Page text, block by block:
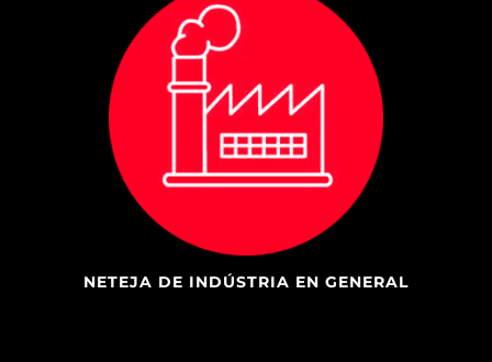
NETEJA DE INDÚSTRIA EN GENERAL